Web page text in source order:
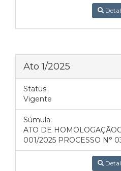
Ato 1/2025
Status:
Vigente
Súmula:
ATO DE
001/2025 PROCESSO N°